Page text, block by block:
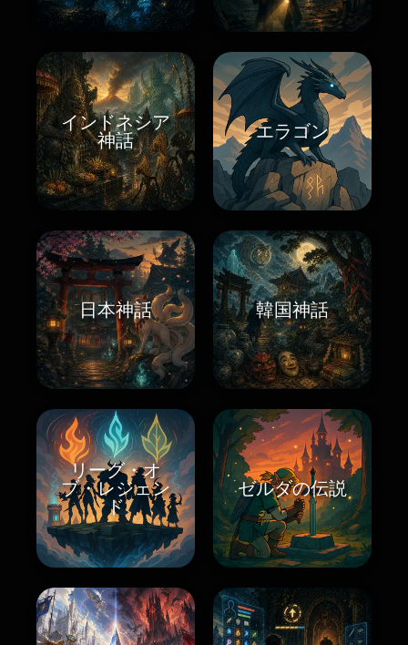
インドネシア
神話
エラゴン
日本神話 韓国神話
リーグ・オ
ブ・レジェン
ド
ゼルダの伝説